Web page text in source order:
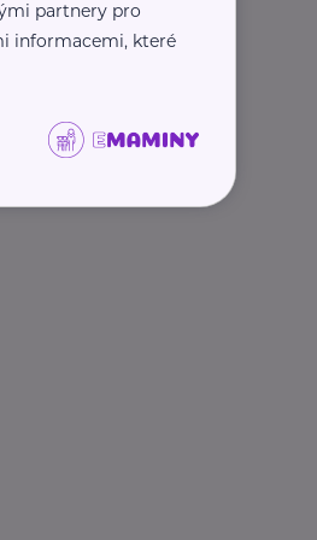
partnery pro
informacemi, které